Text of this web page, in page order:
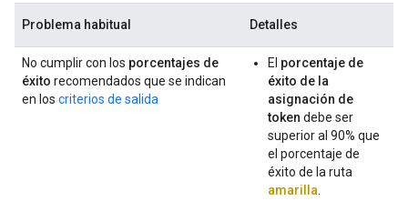
Problema habitual Detalles
No cumplir con los porcentajes de
éxito recomendados que se indican
en los criterios de salida
El porcentaje de
éxito de la
asignación de
token debe ser
superior al 90% que
el porcentaje de
éxito de la ruta
amarilla.